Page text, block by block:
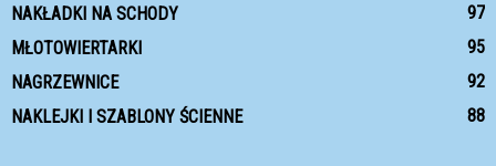
NAKŁADKI NA SCHODY
97
MŁOTOWIERTARKI
95
NAGRZEWNICE
92
NAKLEJKI I SZABLONY ŚCIENNE
88